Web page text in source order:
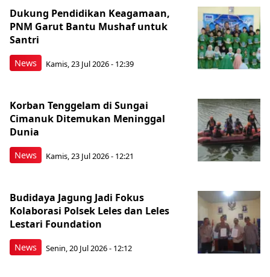
News
Dukung Pendidikan Keagamaan,
PNM Garut Bantu Mushaf untuk
Santri
Kamis, 23 Jul 2026 - 12:39
News
Korban Tenggelam di Sungai
Cimanuk Ditemukan Meninggal
Dunia
Kamis, 23 Jul 2026 - 12:21
News
Budidaya Jagung Jadi Fokus
Kolaborasi Polsek Leles dan Leles
Lestari Foundation
Senin, 20 Jul 2026 - 12:12